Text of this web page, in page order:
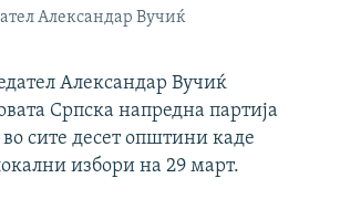
Александар Вучиќ
Александар Вучиќ
Српска напредна партија
сите десет општини каде
избори на 29 март.